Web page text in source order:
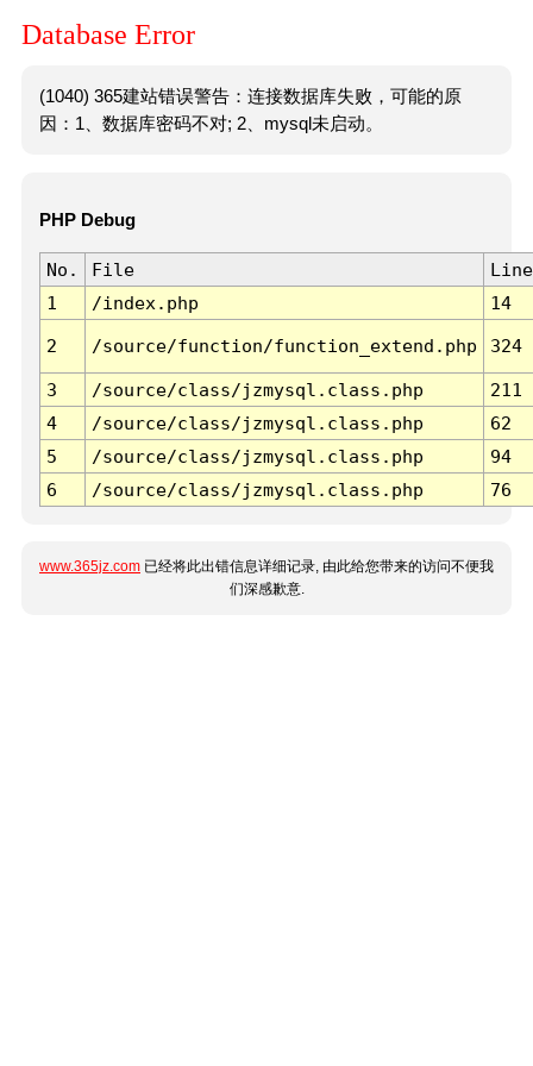
Database Error
(1040) 365建站错误警告：连接数据库失败，可能的原
因：1、数据库密码不对; 2、mysql未启动。
PHP Debug
No. File
Line
1
/index.php 14
2 /source/function/function_extend.php 324
3 /source/class/jzmysql.class.php
211
4
/source/class/jzmysql.class.php
62
5
/source/class/jzmysql.class.php
94
6
/source/class/jzmysql.class.php 76
www.365jz.com 已经将此出错信息详细记录, 由此给您带来的访问不便我
们深感歉意.